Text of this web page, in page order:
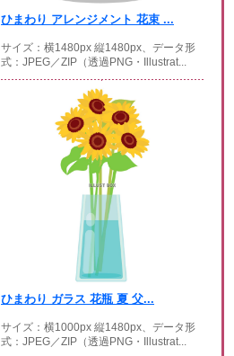
ひまわり アレンジメント 花束 ...
サイズ：横1480px 縦1480px、データ形
式：JPEG／ZIP（透過PNG・Illustrat...
ひまわり ガラス 花瓶 夏 父...
サイズ：横1000px 縦1480px、データ形
式：JPEG／ZIP（透過PNG・Illustrat...